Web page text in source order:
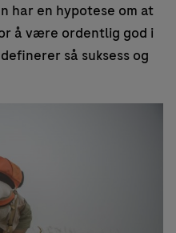
har en hypotese om at
å være ordentlig god i
så suksess og